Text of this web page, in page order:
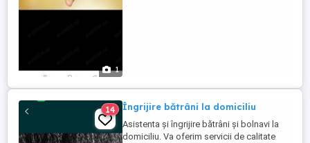
1
14 Îngrijire bătrâni la domiciliu
Asistenta și îngrijire bătrâni și bolnavi la
domiciliu. Va oferim servicii de calitate